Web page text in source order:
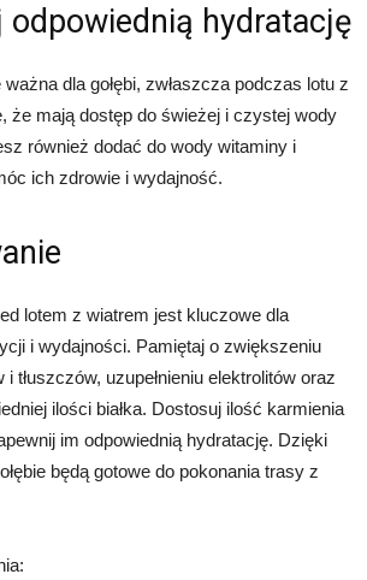
odpowiednią hydratację
dla gołębi, zwłaszcza podczas lotu z
że mają dostęp do świeżej i czystej wody
również dodać do wody witaminy i
ich zdrowie i wydajność.
lotem z wiatrem jest kluczowe dla
i wydajności. Pamiętaj o zwiększeniu
tłuszczów, uzupełnieniu elektrolitów oraz
ilości białka. Dostosuj ilość karmienia
im odpowiednią hydratację. Dzięki
będą gotowe do pokonania trasy z